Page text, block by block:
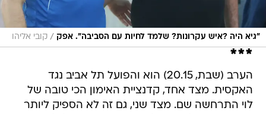
"גיא היה ?איש עקרונות? שלמד לחיות עם הסביבה". אפק / קובי אליהו
***
הערב (שבת, 20.15) הוא והפועל תל אביב נגד
האקסית. מצד אחד, קדנציית האימון הכי טובה של
לוי התרחשה שם. מצד שני, גם זה לא הספיק ליותר